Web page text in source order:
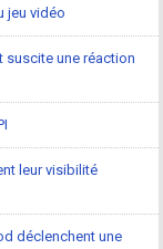
jeu vidéo
suscite une réaction
leur visibilité
déclenchent une